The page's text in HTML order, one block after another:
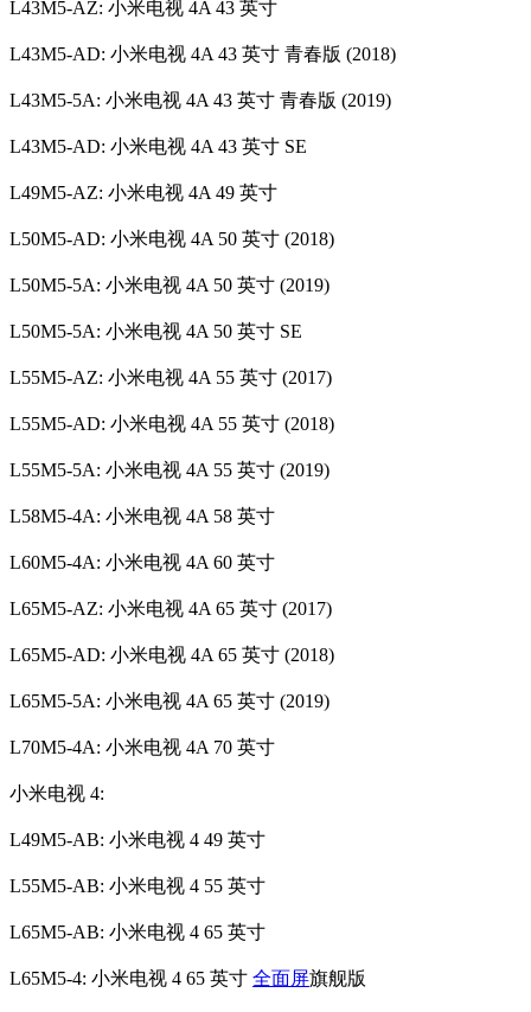
L43M5-AZ: 小米电视 4A 43 英寸
L43M5-AD: 小米电视 4A 43 英寸 青春版 (2018)
L43M5-5A: 小米电视 4A 43 英寸 青春版 (2019)
L43M5-AD: 小米电视 4A 43 英寸 SE
L49M5-AZ: 小米电视 4A 49 英寸
L50M5-AD: 小米电视 4A 50 英寸 (2018)
L50M5-5A: 小米电视 4A 50 英寸 (2019)
L50M5-5A: 小米电视 4A 50 英寸 SE
L55M5-AZ: 小米电视 4A 55 英寸 (2017)
L55M5-AD: 小米电视 4A 55 英寸 (2018)
L55M5-5A: 小米电视 4A 55 英寸 (2019)
L58M5-4A: 小米电视 4A 58 英寸
L60M5-4A: 小米电视 4A 60 英寸
L65M5-AZ: 小米电视 4A 65 英寸 (2017)
L65M5-AD: 小米电视 4A 65 英寸 (2018)
L65M5-5A: 小米电视 4A 65 英寸 (2019)
L70M5-4A: 小米电视 4A 70 英寸
小米电视 4:
L49M5-AB: 小米电视 4 49 英寸
L55M5-AB: 小米电视 4 55 英寸
L65M5-AB: 小米电视 4 65 英寸
L65M5-4: 小米电视 4 65 英寸 全面屏旗舰版